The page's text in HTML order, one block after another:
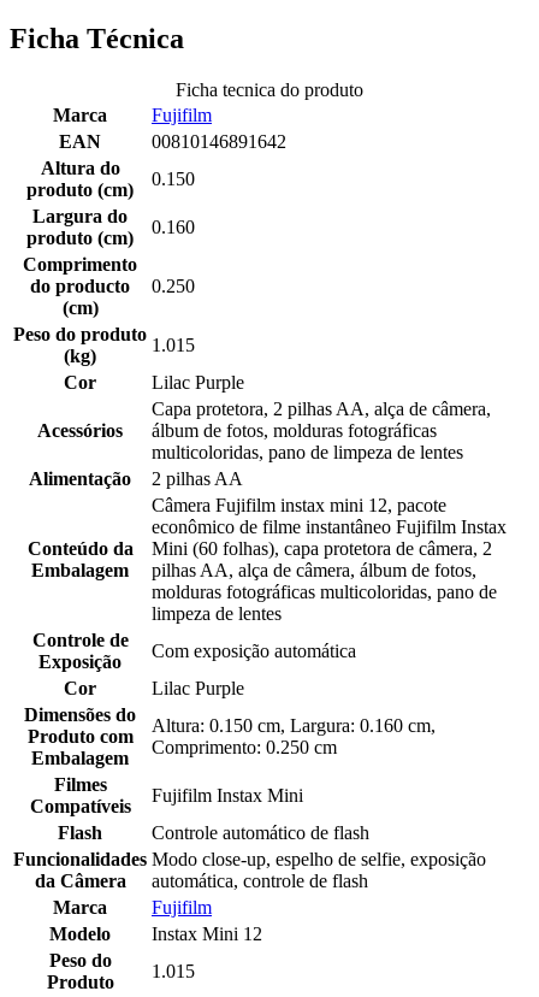
Ficha Técnica
Ficha tecnica do produto
Marca
Fujifilm
EAN
00810146891642
Altura do
produto (cm)
0.150
Largura do
produto (cm)
0.160
Comprimento
do producto
(cm)
0.250
Peso do produto
(kg)
1.015
Cor
Lilac Purple
Acessórios
Capa protetora, 2 pilhas AA, alça de câmera,
álbum de fotos, molduras fotográficas
multicoloridas, pano de limpeza de lentes
Alimentação
2 pilhas AA
Conteúdo da
Embalagem
Câmera Fujifilm instax mini 12, pacote
econômico de filme instantâneo Fujifilm Instax
Mini (60 folhas), capa protetora de câmera, 2
pilhas AA, alça de câmera, álbum de fotos,
molduras fotográficas multicoloridas, pano de
limpeza de lentes
Controle de
Exposição
Com exposição automática
Cor
Lilac Purple
Dimensões do
Produto com
Embalagem
Altura: 0.150 cm, Largura: 0.160 cm,
Comprimento: 0.250 cm
Filmes
Compatíveis
Fujifilm Instax Mini
Flash
Controle automático de flash
Funcionalidades
da Câmera
Modo close-up, espelho de selfie, exposição
automática, controle de flash
Marca
Fujifilm
Modelo
Instax Mini 12
Peso do
Produto
1.015